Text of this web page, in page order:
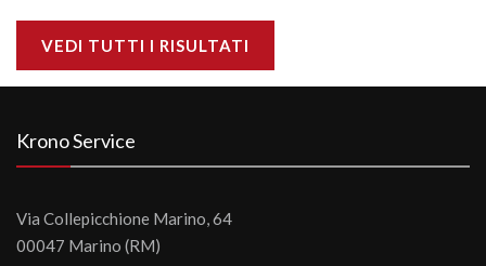
VEDI TUTTI I RISULTATI
Krono Service
Via Collepicchione Marino, 64
00047 Marino (RM)